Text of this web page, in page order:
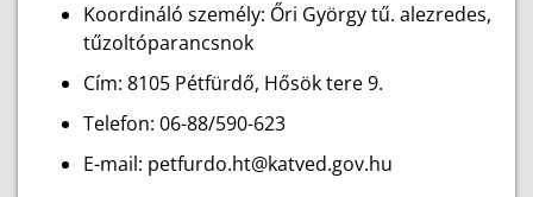
Koordináló személy: Őri György tű. alezredes,
tűzoltóparancsnok
Cím: 8105 Pétfürdő, Hősök tere 9.
Telefon: 06-88/590-623
E-mail: petfurdo.ht@katved.gov.hu